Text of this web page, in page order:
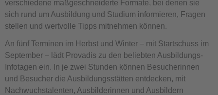
verschiedene maßgeschneiderte Formate, bei denen sie
sich rund um Ausbildung und Studium informieren, Fragen
stellen und wertvolle Tipps mitnehmen können.
An fünf Terminen im Herbst und Winter – mit Startschuss im
September – lädt Provadis zu den beliebten Ausbildungs-
Infotagen ein. In je zwei Stunden können Besucherinnen
und Besucher die Ausbildungsstätten entdecken, mit
Nachwuchstalenten, Ausbilderinnen und Ausbildern